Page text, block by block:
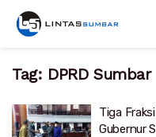
Tag: DPRD Sumbar
Tiga
Gubernur